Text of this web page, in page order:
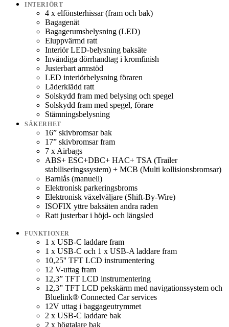
INTERIÖRT
4 x elfönsterhissar (fram och bak)
Bagagenät
Bagagerumsbelysning (LED)
Eluppvärmd ratt
Interiör LED-belysning baksäte
Invändiga dörrhandtag i kromfinish
Justerbart armstöd
LED interiörbelysning föraren
Läderklädd ratt
Solskydd fram med belysing och spegel
Solskydd fram med spegel, förare
Stämningsbelysning
SÄKERHET
16” skivbromsar bak
17” skivbromsar fram
7 x Airbags
ABS+ ESC+DBC+ HAC+ TSA (Trailer
stabiliseringssystem) + MCB (Multi kollisionsbromsar)
Barnlås (manuell)
Elektronisk parkeringsbroms
Elektronisk växelväljare (Shift-By-Wire)
ISOFIX yttre baksäten andra raden
Ratt justerbar i höjd- och längsled
FUNKTIONER
1 x USB-C laddare fram
1 x USB-C och 1 x USB-A laddare fram
10,25'' TFT LCD instrumentering
12 V-uttag fram
12,3” TFT LCD instrumentering
12,3” TFT LCD pekskärm med navigationssystem och
Bluelink® Connected Car services
12V uttag i baggageutrymmet
2 x USB-C laddare bak
2 x högtalare bak